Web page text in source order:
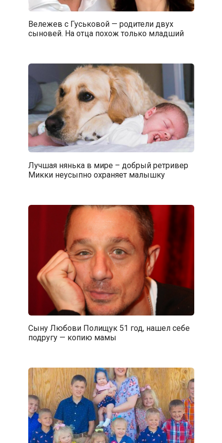
Вележев с Гуськовой — родители двух
сыновей. На отца похож только младший
Лучшая нянька в мире – добрый ретривер
Микки неусыпно охраняет малышку
Сыну Любови Полищук 51 год, нашел себе
подругу — копию мамы